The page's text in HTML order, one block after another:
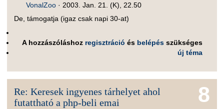
VonalZoo ·2003. Jan. 21. (K), 22.50
De, támogatja (igaz csak napi 30-at)
A hozzászóláshoz regisztráció és belépés szükséges
új téma
8
Re: Keresek ingyenes tárhelyet ahol
futattható a php-beli emai